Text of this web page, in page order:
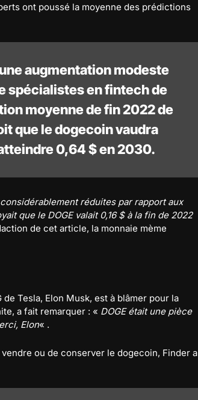
ont poussé la moyenne des prédictions
augmentation modeste
spécialistes en fintech de
moyenne de fin 2022 de
que le dogecoin vaudra
0,64 $ en 2030.
réduites par rapport aux
que le DOGE valait 0,16 $ à la fin de 2022
de cet article, la monnaie mème
Tesla, Elon Musk, est à blâmer pour la
a fait remarquer : « DOGE était une pièce
Elon« .
ou de conserver le dogecoin, Finder a